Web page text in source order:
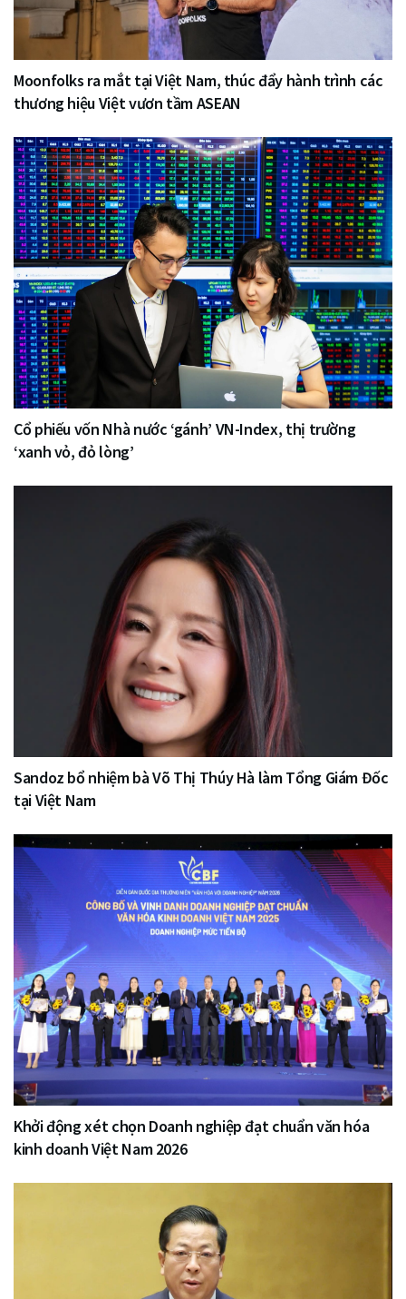
Moonfolks ra mắt tại Việt Nam, thúc đẩy hành trình các
thương hiệu Việt vươn tầm ASEAN
Cổ phiếu vốn Nhà nước ‘gánh’ VN-Index, thị trường
‘xanh vỏ, đỏ lòng’
Sandoz bổ nhiệm bà Võ Thị Thúy Hà làm Tổng Giám Đốc
tại Việt Nam
Khởi động xét chọn Doanh nghiệp đạt chuẩn văn hóa
kinh doanh Việt Nam 2026